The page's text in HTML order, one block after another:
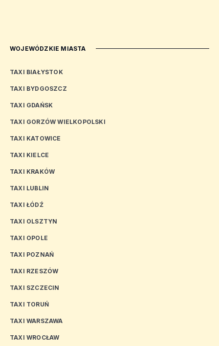
WOJEWÓDZKIE MIASTA
TAXI BIAŁYSTOK
TAXI BYDGOSZCZ
TAXI GDAŃSK
TAXI GORZÓW WIELKOPOLSKI
TAXI KATOWICE
TAXI KIELCE
TAXI KRAKÓW
TAXI LUBLIN
TAXI ŁÓDŹ
TAXI OLSZTYN
TAXI OPOLE
TAXI POZNAŃ
TAXI RZESZÓW
TAXI SZCZECIN
TAXI TORUŃ
TAXI WARSZAWA
TAXI WROCŁAW